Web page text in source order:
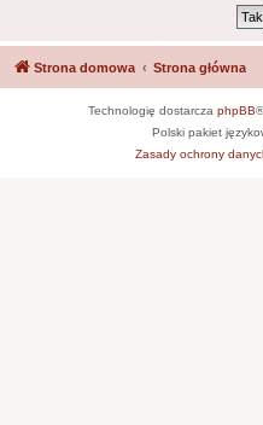
Strona domowa Strona główna
Technologię dostarcza phpBB
Polski pakiet
Zasady ochrony